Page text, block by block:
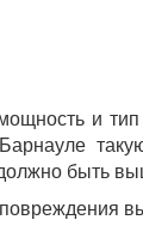
и тип
быть